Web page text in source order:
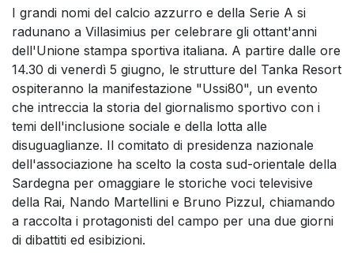
I grandi nomi del calcio azzurro e della Serie A si
radunano a Villasimius per celebrare gli ottant'anni
dell'Unione stampa sportiva italiana. A partire dalle ore
14.30 di venerdì 5 giugno, le strutture del Tanka Resort
ospiteranno la manifestazione "Ussi80", un evento
che intreccia la storia del giornalismo sportivo con i
temi dell'inclusione sociale e della lotta alle
disuguaglianze. Il comitato di presidenza nazionale
dell'associazione ha scelto la costa sud-orientale della
Sardegna per omaggiare le storiche voci televisive
della Rai, Nando Martellini e Bruno Pizzul, chiamando
a raccolta i protagonisti del campo per una due giorni
di dibattiti ed esibizioni.